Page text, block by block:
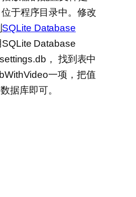
于程序目录中。修改
SQLite Database
SQLite Database
， 找到表中
一项，把值
据库即可。